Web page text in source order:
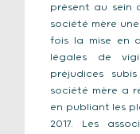
présent au sein
société mère
fois la mise en
légales de
préjudices
société mère a
en publiant les
2017. Les